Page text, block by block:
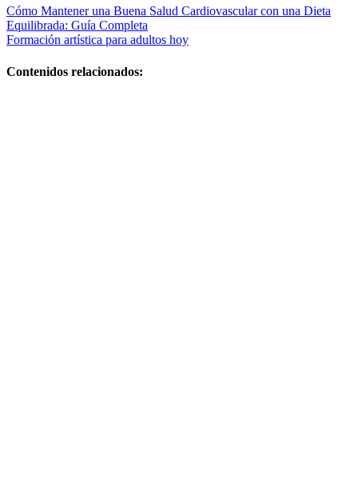
Navegación
de
Cómo Mantener una Buena Salud Cardiovascular con una Dieta
Equilibrada: Guía Completa
Formación artística para adultos hoy
Contenidos relacionados: